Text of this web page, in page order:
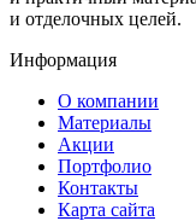
и отделочных целей.
Информация
О компании
Материалы
Акции
Портфолио
Контакты
Карта сайта